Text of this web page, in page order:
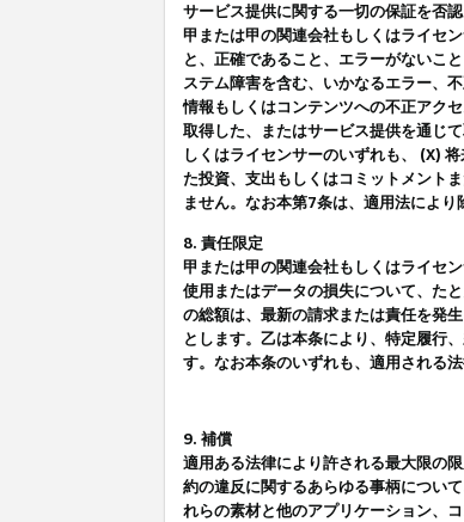
サービス提供に関する一切の保証を否
甲または甲の関連会社もしくはライセ
と、正確であること、エラーがないこ
ステム障害を含む、いかなるエラー、
情報もしくはコンテンツへの不正アク
取得した、またはサービス提供を通じ
しくはライセンサーのいずれも、 (X)
た投資、支出もしくはコミットメント
ません。なお本第7条は、適用法によ
8. 責任限定
甲または甲の関連会社もしくはライセ
使用またはデータの損失について、た
の総額は、最新の請求または責任を発
とします。乙は本条により、特定履行
す。なお本条のいずれも、適用される
9. 補償
適用ある法律により許される最大限の
約の違反に関するあらゆる事柄につい
れらの素材と他のアプリケーション、